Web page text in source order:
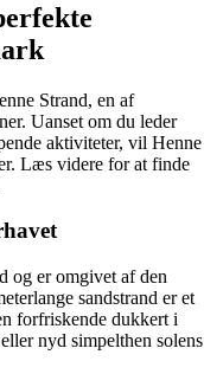
Strand, en af
Uanset om du leder
aktiviteter, vil Henne
Læs videre for at finde
og er omgivet af den
sandstrand er et
forfriskende dukkert i
nyd simpelthen solens